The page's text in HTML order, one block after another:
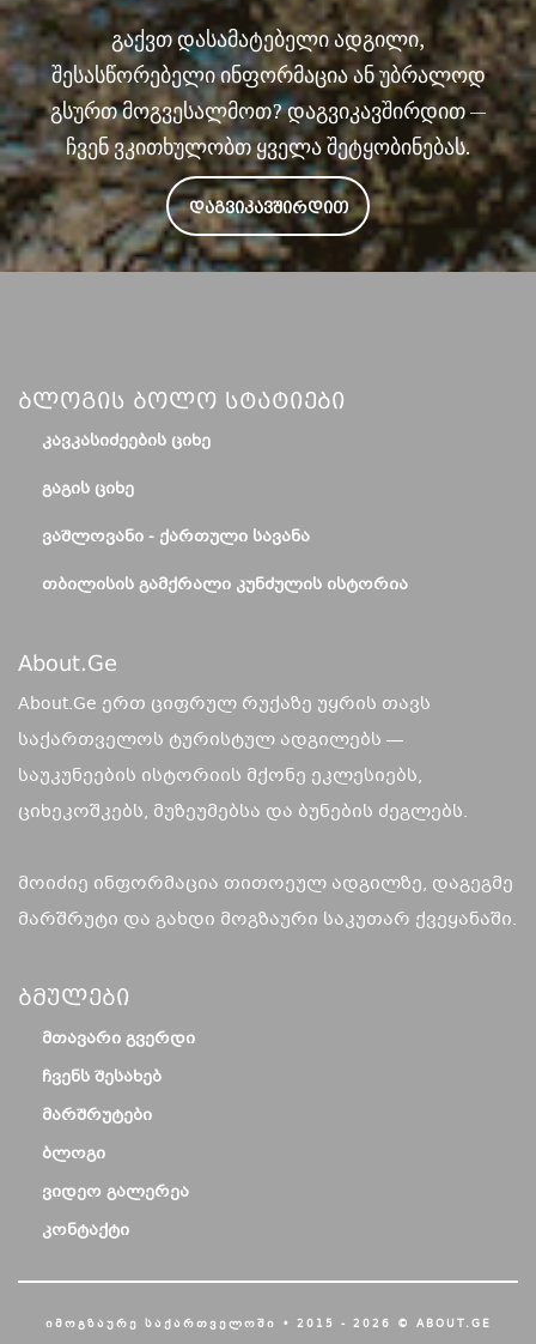
გაქვთ დასამატებელი ადგილი,
შესასწორებელი ინფორმაცია ან უბრალოდ
გსურთ მოგვესალმოთ? დაგვიკავშირდით —
ჩვენ ვკითხულობთ ყველა შეტყობინებას.
ᲓᲐᲒᲕᲘᲙᲐᲕᲨᲘᲠᲓᲘᲗ
Ბლოგის Ბოლო Სტატიები
ᲙᲐᲕᲙᲐᲡᲘᲫᲔᲔᲑᲘᲡ ᲪᲘᲮᲔ
ᲒᲐᲒᲘᲡ ᲪᲘᲮᲔ
ᲕᲐᲨᲚᲝᲕᲐᲜᲘ - ᲥᲐᲠᲗᲣᲚᲘ ᲡᲐᲕᲐᲜᲐ
ᲗᲑᲘᲚᲘᲡᲘᲡ ᲒᲐᲛᲥᲠᲐᲚᲘ ᲙᲣᲜᲫᲣᲚᲘᲡ ᲘᲡᲢᲝᲠᲘᲐ
About.ge
About.Ge ერთ ციფრულ რუქაზე უყრის თავს
საქართველოს ტურისტულ ადგილებს —
საუკუნეების ისტორიის მქონე ეკლესიებს,
ციხეკოშკებს, მუზეუმებსა და ბუნების ძეგლებს.
მოიძიე ინფორმაცია თითოეულ ადგილზე, დაგეგმე
მარშრუტი და გახდი მოგზაური საკუთარ ქვეყანაში.
Ბმულები
ᲛᲗᲐᲕᲐᲠᲘ ᲒᲕᲔᲠᲓᲘ
ᲩᲕᲔᲜᲡ ᲨᲔᲡᲐᲮᲔᲑ
ᲛᲐᲠᲨᲠᲣᲢᲔᲑᲘ
ᲑᲚᲝᲒᲘ
ᲕᲘᲓᲔᲝ ᲒᲐᲚᲔᲠᲔᲐ
ᲙᲝᲜᲢᲐᲥᲢᲘ
ᲘᲛᲝᲒᲖᲐᲣᲠᲔ ᲡᲐᲥᲐᲠᲗᲕᲔᲚᲝᲨᲘ • 2015 - 2026 © ABOUT.GE